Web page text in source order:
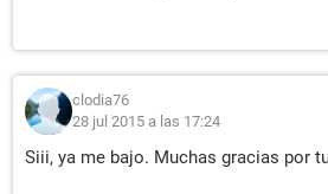
clodia76
28 jul 2015 a las 17:24
Siii, ya me bajo. Muchas gracias por